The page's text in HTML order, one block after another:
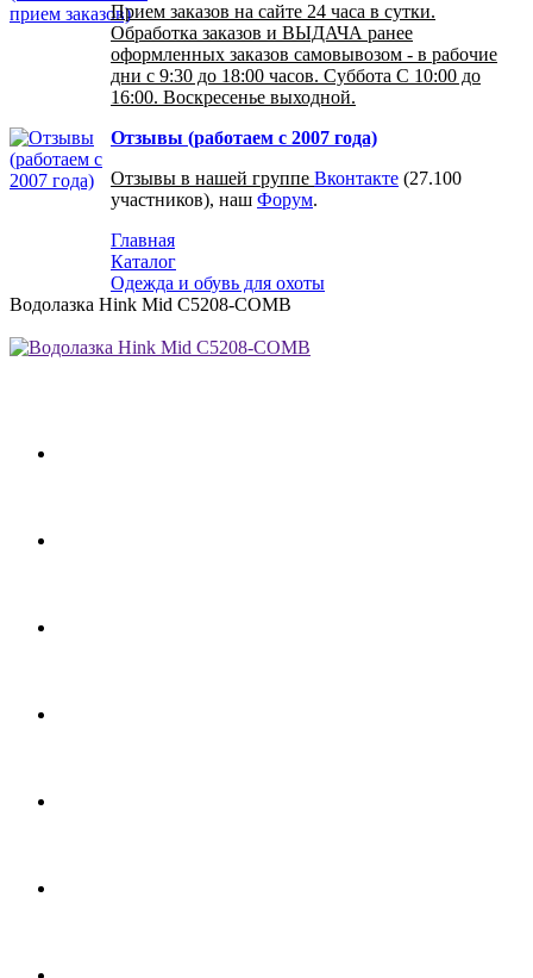
Прием заказов на сайте 24 часа в сутки.
Обработка заказов и ВЫДАЧА ранее
оформленных заказов самовывозом - в рабочие
дни с 9:30 до 18:00 часов. Суббота С 10:00 до
16:00. Воскресенье выходной.
Отзывы (работаем с 2007 года)
Отзывы в нашей группе Вконтакте (27.100
участников), наш Форум.
Главная
Каталог
Одежда и обувь для охоты
Водолазка Hink Mid C5208-COMB